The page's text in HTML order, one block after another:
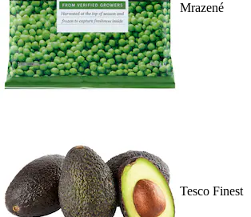
Mrazené
Tesco Finest